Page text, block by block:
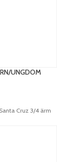
UNGDOM
Cruz 3/4 ärm